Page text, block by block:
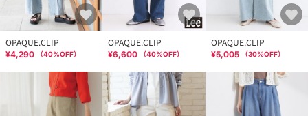
OPAQUE.CLIP
¥4,290 （40%OFF）
OPAQUE.CLIP
¥6,600 （40%OFF）
OPAQUE.CLIP
¥5,005 （30%OFF）